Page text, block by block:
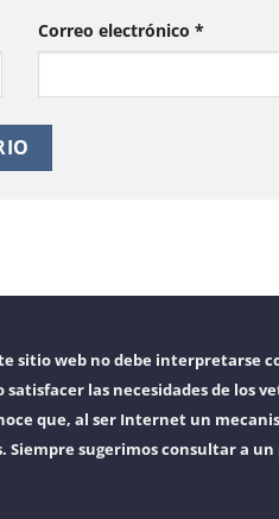
Correo electrónico *
sitio web no debe interpretarse
las necesidades de los
que, al ser Internet un
Siempre sugerimos consultar a